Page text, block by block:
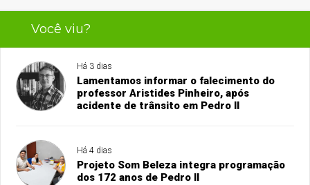
Você viu?
Há 3 dias
Lamentamos informar o falecimento do
professor Aristides Pinheiro, após
acidente de trânsito em Pedro II
Há 4 dias
Projeto Som Beleza integra programação
dos 172 anos de Pedro II